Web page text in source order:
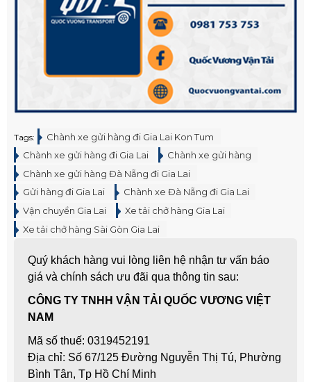
Tags:
Chành xe gửi hàng đi Gia Lai Kon Tum
Chành xe gửi hàng đi Gia Lai
Chành xe gửi hàng
Chành xe gửi hàng Đà Nẵng đi Gia Lai
Gửi hàng đi Gia Lai
Chành xe Đà Nẵng đi Gia Lai
Vận chuyển Gia Lai
Xe tải chở hàng Gia Lai
Xe tải chở hàng Sài Gòn Gia Lai
Quý khách hàng vui lòng liên hệ nhận tư vấn báo
giá và chính sách ưu đãi qua thông tin sau:
CÔNG TY TNHH VẬN TẢI QUỐC VƯƠNG VIỆT
NAM
Mã số thuế: 0319452191
Địa chỉ: Số 67/125 Đường Nguyễn Thị Tú, Phường
Bình Tân, Tp Hồ Chí Minh